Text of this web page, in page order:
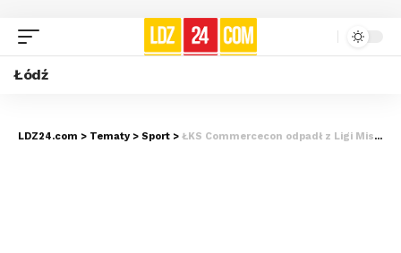
Łódź
LDZ24.com > Tematy > Sport > ŁKS Commercecon odpadł z Ligi Mistrzyń. Kontuzje pogrzebały szanse łodzianek